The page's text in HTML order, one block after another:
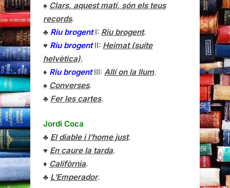
♠ Clars, aquest matí, són els teus
records.
♣ Riu brogentI: Riu brogent.
♥ Riu brogentII: Heimat (suite
helvètica).
♦ Riu brogentIII: Allí on la llum.
♠ Converses.
♣ Fer les cartes.
Jordi Coca
♣ El diable i l’home just.
♥ En caure la tarda.
♦ Califòrnia.
♣ L’Emperador.